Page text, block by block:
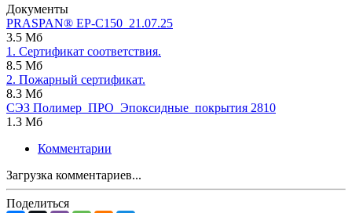
Документы
PRASPAN® ЕP-C150_21.07.25
3.5 Мб
1. Сертификат соответствия.
8.5 Мб
2. Пожарный сертификат.
8.3 Мб
СЭЗ Полимер_ПРО_Эпоксидные_покрытия 2810
1.3 Мб
Комментарии
Загрузка комментариев...
Поделиться